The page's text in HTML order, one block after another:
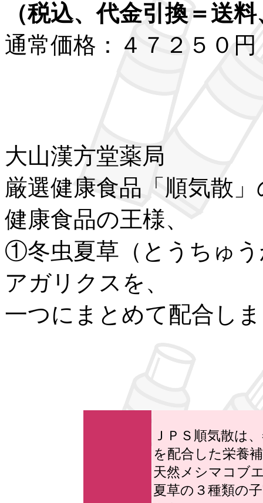
（税込、代金引換＝送
通常価格：４７２５０
大山漢方堂薬局
厳選健康食品「順気散
健康食品の王様、
①冬虫夏草（とうちゅ
アガリクスを、
一つにまとめて配合し
ＪＰＳ順気散は
を配合した栄養
天然メシマコブ
夏草の３種類の